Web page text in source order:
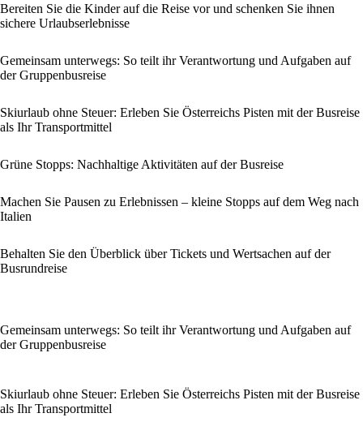
Bereiten Sie die Kinder auf die Reise vor und schenken Sie ihnen
sichere Urlaubserlebnisse
Gemeinsam unterwegs: So teilt ihr Verantwortung und Aufgaben auf
der Gruppenbusreise
Skiurlaub ohne Steuer: Erleben Sie Österreichs Pisten mit der Busreise
als Ihr Transportmittel
Grüne Stopps: Nachhaltige Aktivitäten auf der Busreise
Machen Sie Pausen zu Erlebnissen – kleine Stopps auf dem Weg nach
Italien
Behalten Sie den Überblick über Tickets und Wertsachen auf der
Busrundreise
Gemeinsam unterwegs: So teilt ihr Verantwortung und Aufgaben auf
der Gruppenbusreise
Skiurlaub ohne Steuer: Erleben Sie Österreichs Pisten mit der Busreise
als Ihr Transportmittel